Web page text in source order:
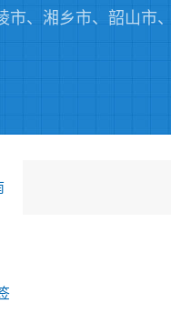
、湘乡市、韶山市